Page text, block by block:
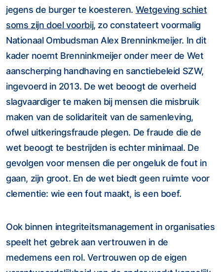
jegens de burger te koesteren. Wetgeving schiet
soms zijn doel voorbij, zo constateert voormalig
Nationaal Ombudsman Alex Brenninkmeijer. In dit
kader noemt Brenninkmeijer onder meer de Wet
aanscherping handhaving en sanctiebeleid SZW,
ingevoerd in 2013. De wet beoogt de overheid
slagvaardiger te maken bij mensen die misbruik
maken van de solidariteit van de samenleving,
ofwel uitkeringsfraude plegen. De fraude die de
wet beoogt te bestrijden is echter minimaal. De
gevolgen voor mensen die per ongeluk de fout in
gaan, zijn groot. En de wet biedt geen ruimte voor
clementie: wie een fout maakt, is een boef.
Ook binnen integriteitsmanagement in organisaties
speelt het gebrek aan vertrouwen in de
medemens een rol. Vertrouwen op de eigen